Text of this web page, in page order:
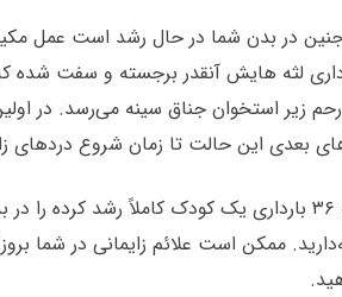
در بدن شما در حال رشد است عمل
۳۶ بارداری لثه هایش آنقدر برجسته و
رحم زیر استخوان جناق سینه می‌رسد. در
بعدی این حالت تا زمان شروع دردهای
شما در هفته ۳۶ بارداری یک کودک کاملاً
ممکن است علائم زایمانی در شما